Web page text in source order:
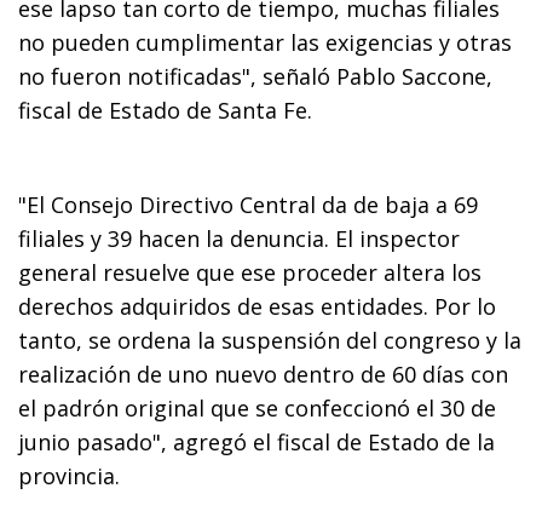
ese lapso tan corto de tiempo, muchas filiales
no pueden cumplimentar las exigencias y otras
no fueron notificadas", señaló Pablo Saccone,
fiscal de Estado de Santa Fe.
"El Consejo Directivo Central da de baja a 69
filiales y 39 hacen la denuncia. El inspector
general resuelve que ese proceder altera los
derechos adquiridos de esas entidades. Por lo
tanto, se ordena la suspensión del congreso y la
realización de uno nuevo dentro de 60 días con
el padrón original que se confeccionó el 30 de
junio pasado", agregó el fiscal de Estado de la
provincia.